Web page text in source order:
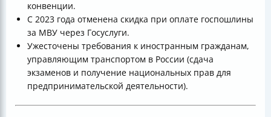
конвенции.
С 2023 года отменена скидка при оплате госпошлины
за МВУ через Госуслуги.
Ужесточены требования к иностранным гражданам,
управляющим транспортом в России (сдача
экзаменов и получение национальных прав для
предпринимательской деятельности).